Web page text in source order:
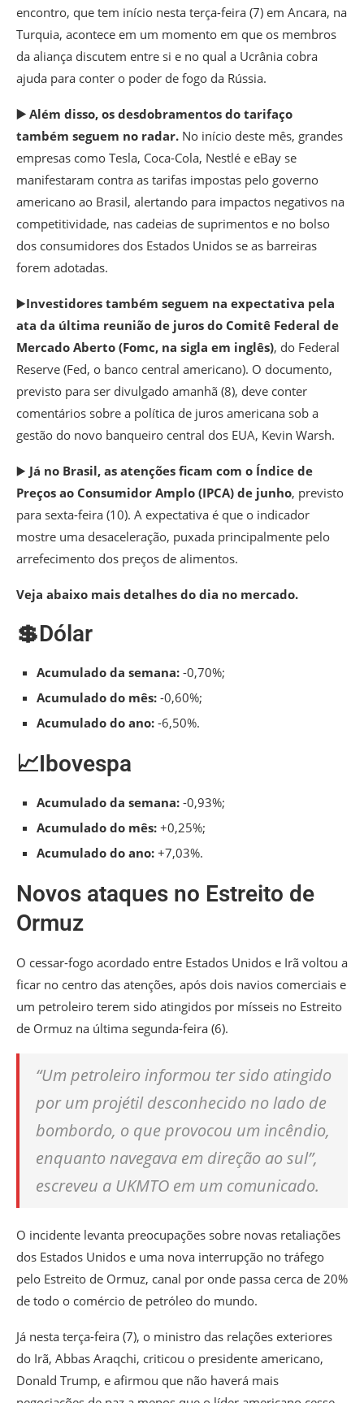
encontro, que tem início nesta terça-feira (7) em Ancara, na
Turquia, acontece em um momento em que os membros
da aliança discutem entre si e no qual a Ucrânia cobra
ajuda para conter o poder de fogo da Rússia.
▶️ Além disso, os desdobramentos do tarifaço
também seguem no radar. No início deste mês, grandes
empresas como Tesla, Coca-Cola, Nestlé e eBay se
manifestaram contra as tarifas impostas pelo governo
americano ao Brasil, alertando para impactos negativos na
competitividade, nas cadeias de suprimentos e no bolso
dos consumidores dos Estados Unidos se as barreiras
forem adotadas.
▶️Investidores também seguem na expectativa pela
ata da última reunião de juros do Comitê Federal de
Mercado Aberto (Fomc, na sigla em inglês), do Federal
Reserve (Fed, o banco central americano). O documento,
previsto para ser divulgado amanhã (8), deve conter
comentários sobre a política de juros americana sob a
gestão do novo banqueiro central dos EUA, Kevin Warsh.
▶️ Já no Brasil, as atenções ficam com o Índice de
Preços ao Consumidor Amplo (IPCA) de junho, previsto
para sexta-feira (10). A expectativa é que o indicador
mostre uma desaceleração, puxada principalmente pelo
arrefecimento dos preços de alimentos.
Veja abaixo mais detalhes do dia no mercado.
💲Dólar
Acumulado da semana: -0,70%;
Acumulado do mês: -0,60%;
Acumulado do ano: -6,50%.
📈Ibovespa
Acumulado da semana: -0,93%;
Acumulado do mês: +0,25%;
Acumulado do ano: +7,03%.
Novos ataques no Estreito de
Ormuz
O cessar-fogo acordado entre Estados Unidos e Irã voltou a
ficar no centro das atenções, após dois navios comerciais e
um petroleiro terem sido atingidos por mísseis no Estreito
de Ormuz na última segunda-feira (6).
“Um petroleiro informou ter sido atingido
por um projétil desconhecido no lado de
bombordo, o que provocou um incêndio,
enquanto navegava em direção ao sul”,
escreveu a UKMTO em um comunicado.
O incidente levanta preocupações sobre novas retaliações
dos Estados Unidos e uma nova interrupção no tráfego
pelo Estreito de Ormuz, canal por onde passa cerca de 20%
de todo o comércio de petróleo do mundo.
Já nesta terça-feira (7), o ministro das relações exteriores
do Irã, Abbas Araqchi, criticou o presidente americano,
Donald Trump, e afirmou que não haverá mais